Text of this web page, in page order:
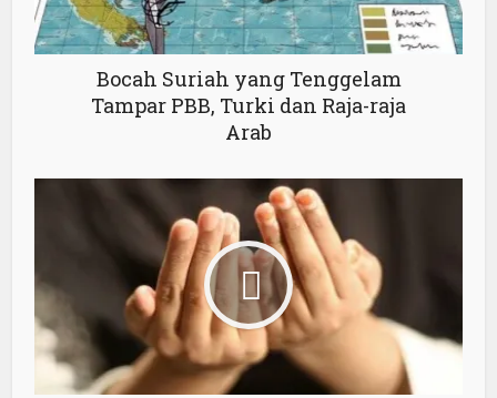
Bocah Suriah yang Tenggelam
Tampar PBB, Turki dan Raja-raja
Arab